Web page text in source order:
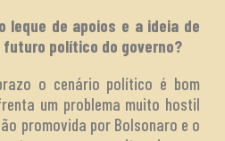
leque de apoios e a ideia de
futuro político do governo?
o cenário político é bom
um problema muito hostil
promovida por Bolsonaro e o